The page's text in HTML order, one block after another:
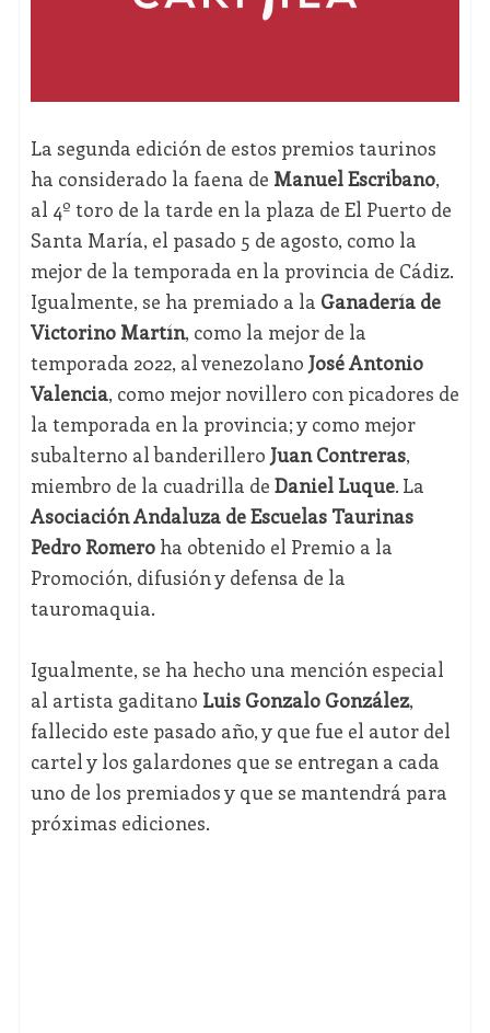
La segunda edición de estos premios taurinos
ha considerado la faena de Manuel Escribano,
al 4º toro de la tarde en la plaza de El Puerto de
Santa María, el pasado 5 de agosto, como la
mejor de la temporada en la provincia de Cádiz.
Igualmente, se ha premiado a la Ganadería de
Victorino Martín, como la mejor de la
temporada 2022, al venezolano José Antonio
Valencia, como mejor novillero con picadores de
la temporada en la provincia; y como mejor
subalterno al banderillero Juan Contreras,
miembro de la cuadrilla de Daniel Luque. La
Asociación Andaluza de Escuelas Taurinas
Pedro Romeroha obtenido el Premio a la
Promoción, difusión y defensa de la
tauromaquia.
Igualmente, se ha hecho una mención especial
al artista gaditano Luis Gonzalo González,
fallecido este pasado año, y que fue el autor del
cartel y los galardones que se entregan a cada
uno de los premiados y que se mantendrá para
próximas ediciones.